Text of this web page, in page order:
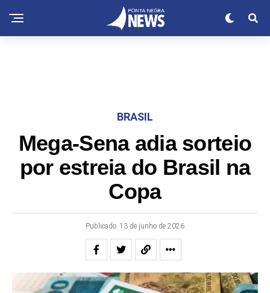
BRASIL
Mega-Sena adia sorteio
por estreia do Brasil na
Copa
Publicado 13 de junho de 2026